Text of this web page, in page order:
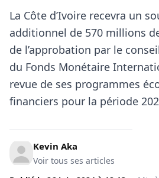
La Côte d’Ivoire recevra un
additionnel de 570 millions
de l’approbation par le
du Fonds Monétaire
revue de ses programmes
financiers pour la période
Kevin Aka
Voir tous ses articles